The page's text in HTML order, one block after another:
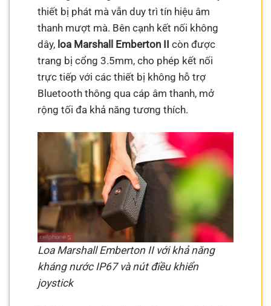
thiết bị phát mà vẫn duy trì tín hiệu âm
thanh mượt mà. Bên cạnh kết nối không
dây, loa Marshall Emberton II còn được
trang bị cổng 3.5mm, cho phép kết nối
trực tiếp với các thiết bị không hỗ trợ
Bluetooth thông qua cáp âm thanh, mở
rộng tối đa khả năng tương thích.
Loa Marshall Emberton II với khả năng
kháng nước IP67 và nút điều khiển
joystick